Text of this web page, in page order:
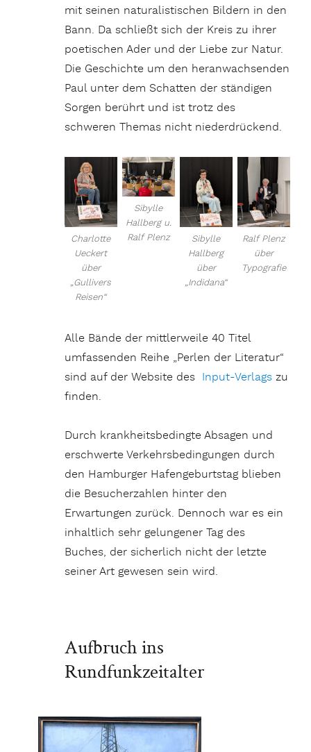
mit seinen naturalistischen Bildern in den
Bann. Da schließt sich der Kreis zu ihrer
poetischen Ader und der Liebe zur Natur.
Die Geschichte um den heranwachsenden
Paul unter dem Schatten der ständigen
Sorgen berührt und ist trotz des
schweren Themas nicht niederdrückend.
Charlotte
Ueckert
über
„Gullivers
Reisen“
Sibylle
Hallberg u.
Ralf Plenz
Sibylle
Hallberg
über
„Indidana“
Ralf Plenz
über
Typografie
Alle Bände der mittlerweile 40 Titel
umfassenden Reihe „Perlen der Literatur“
sind auf der Website des Input-Verlags zu
finden.
Durch krankheitsbedingte Absagen und
erschwerte Verkehrsbedingungen durch
den Hamburger Hafengeburtstag blieben
die Besucherzahlen hinter den
Erwartungen zurück. Dennoch war es ein
inhaltlich sehr gelungener Tag des
Buches, der sicherlich nicht der letzte
seiner Art gewesen sein wird.
Aufbruch ins
Rundfunkzeitalter